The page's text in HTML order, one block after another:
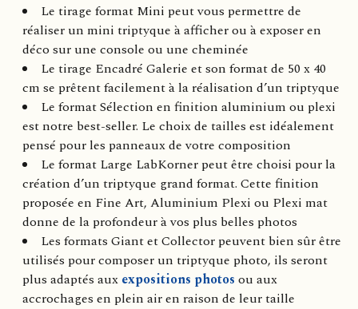
Le tirage format Mini peut vous permettre de
réaliser un mini triptyque à afficher ou à exposer en
déco sur une console ou une cheminée
Le tirage Encadré Galerie et son format de 50 x 40
cm se prêtent facilement à la réalisation d’un triptyque
Le format Sélection en finition aluminium ou plexi
est notre best-seller. Le choix de tailles est idéalement
pensé pour les panneaux de votre composition
Le format Large LabKorner peut être choisi pour la
création d’un triptyque grand format. Cette finition
proposée en Fine Art, Aluminium Plexi ou Plexi mat
donne de la profondeur à vos plus belles photos
Les formats Giant et Collector peuvent bien sûr être
utilisés pour composer un triptyque photo, ils seront
plus adaptés aux expositions photos ou aux
accrochages en plein air en raison de leur taille